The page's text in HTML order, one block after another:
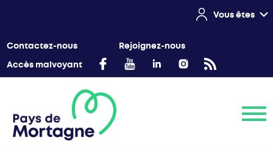
Vous êtes
Contactez-nous
Rejoignez-nous
Accès malvoyant
Menu